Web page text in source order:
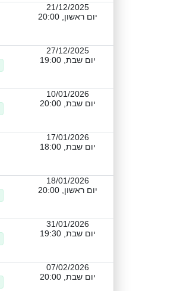
21/12/2025
יום ראשון, 20:00
27/12/2025
יום שבת, 19:00
10/01/2026
יום שבת, 20:00
17/01/2026
יום שבת, 18:00
18/01/2026
יום ראשון, 20:00
31/01/2026
יום שבת, 19:30
07/02/2026
יום שבת, 20:00